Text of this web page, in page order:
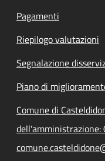
Pagamenti
Riepilogo valutazioni
Segnalazione
Piano di
Comune di
dell'amministrazione: